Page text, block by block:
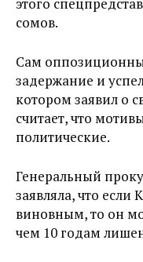
сомов.
Сам
задержание и
котором заявил о
считает, что
политические.
Генеральный
заявляла, что
виновным, то он
чем 10 годам